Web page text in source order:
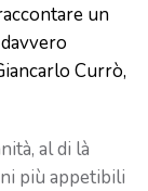
un
Currò,
al di là
più appetibili